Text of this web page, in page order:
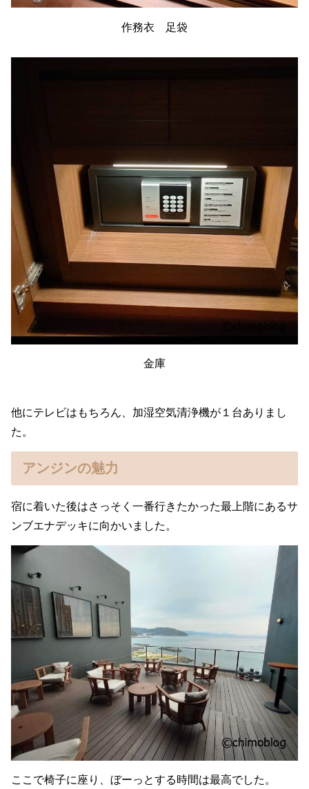
作務衣 足袋
金庫
他にテレビはもちろん、加湿空気清浄機が１台ありまし
た。
アンジンの魅力
宿に着いた後はさっそく一番行きたかった最上階にあるサ
ンブエナデッキに向かいました。
ここで椅子に座り、ぼーっとする時間は最高でした。